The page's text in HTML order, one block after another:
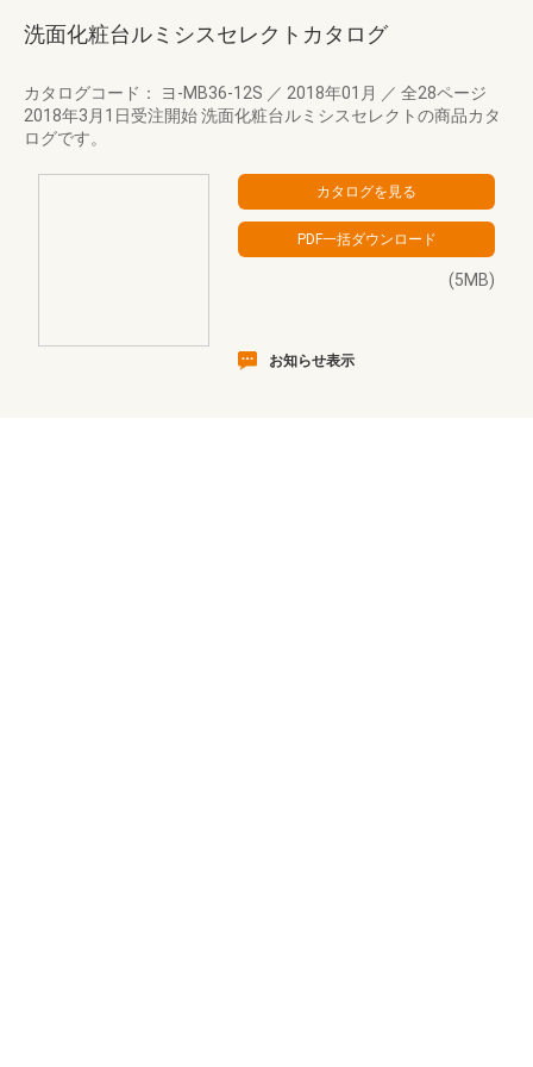
洗面化粧台ルミシスセレクトカタログ
カタログコード： ヨ-MB36-12S ／ 2018年01月 ／ 全28ページ
2018年3月1日受注開始 洗面化粧台ルミシスセレクトの商品カタ
ログです。
(5MB)
お知らせ表示